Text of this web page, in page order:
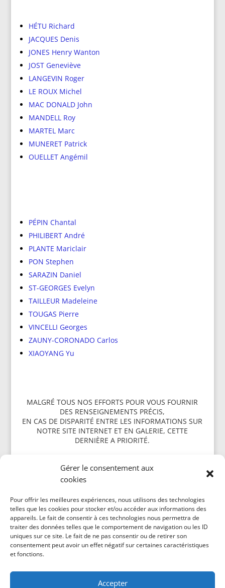
Gérer le consentement aux
cookies
Pour offrir les meilleures expériences, nous utilisons des technologies
telles que les cookies pour stocker et/ou accéder aux informations des
appareils. Le fait de consentir à ces technologies nous permettra de
traiter des données telles que le comportement de navigation ou les ID
uniques sur ce site. Le fait de ne pas consentir ou de retirer son
consentement peut avoir un effet négatif sur certaines caractéristiques
et fonctions.
Accepter
HÉTU Richard
JACQUES Denis
JONES Henry Wanton
JOST Geneviève
LANGEVIN Roger
LE ROUX Michel
MAC DONALD John
MANDELL Roy
MARTEL Marc
MUNERET Patrick
OUELLET Angémil
PÉPIN Chantal
PHILIBERT André
PLANTE Mariclair
PON Stephen
SARAZIN Daniel
ST-GEORGES Evelyn
TAILLEUR Madeleine
TOUGAS Pierre
VINCELLI Georges
ZAUNY-CORONADO Carlos
XIAOYANG Yu
MALGRÉ TOUS NOS EFFORTS POUR VOUS FOURNIR
DES RENSEIGNEMENTS PRÉCIS,
EN CAS DE DISPARITÉ ENTRE LES INFORMATIONS SUR
NOTRE SITE INTERNET ET EN GALERIE, CETTE
DERNIÈRE A PRIORITÉ.